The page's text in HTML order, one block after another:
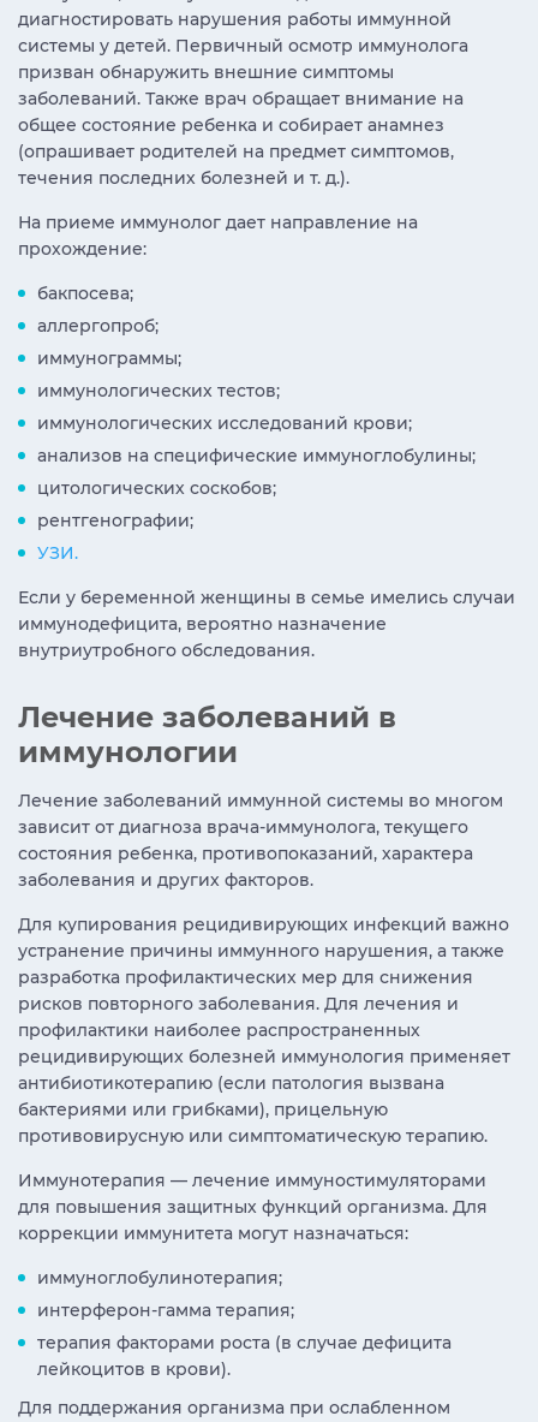
диагностировать нарушения работы иммунной
системы у детей. Первичный осмотр иммунолога
призван обнаружить внешние симптомы
заболеваний. Также врач обращает внимание на
общее состояние ребенка и собирает анамнез
(опрашивает родителей на предмет симптомов,
течения последних болезней и т. д.).
На приеме иммунолог дает направление на
прохождение:
бакпосева;
аллергопроб;
иммунограммы;
иммунологических тестов;
иммунологических исследований крови;
анализов на специфические иммуноглобулины;
цитологических соскобов;
рентгенографии;
УЗИ.
Если у беременной женщины в семье имелись случаи
иммунодефицита, вероятно назначение
внутриутробного обследования.
Лечение заболеваний в
иммунологии
Лечение заболеваний иммунной системы во многом
зависит от диагноза врача-иммунолога, текущего
состояния ребенка, противопоказаний, характера
заболевания и других факторов.
Для купирования рецидивирующих инфекций важно
устранение причины иммунного нарушения, а также
разработка профилактических мер для снижения
рисков повторного заболевания. Для лечения и
профилактики наиболее распространенных
рецидивирующих болезней иммунология применяет
антибиотикотерапию (если патология вызвана
бактериями или грибками), прицельную
противовирусную или симптоматическую терапию.
Иммунотерапия — лечение иммуностимуляторами
для повышения защитных функций организма. Для
коррекции иммунитета могут назначаться:
иммуноглобулинотерапия;
интерферон-гамма терапия;
терапия факторами роста (в случае дефицита
лейкоцитов в крови).
Для поддержания организма при ослабленном